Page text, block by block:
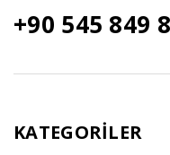
+90 545 849
KATEGORİLER